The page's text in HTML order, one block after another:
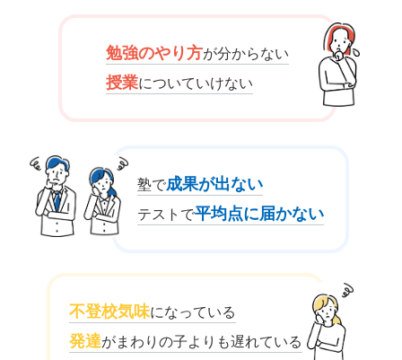
勉強のやり方が分からない
授業についていけない
塾で成果が出ない
テストで平均点に届かない
不登校気味になっている
発達がまわりの子よりも遅れている